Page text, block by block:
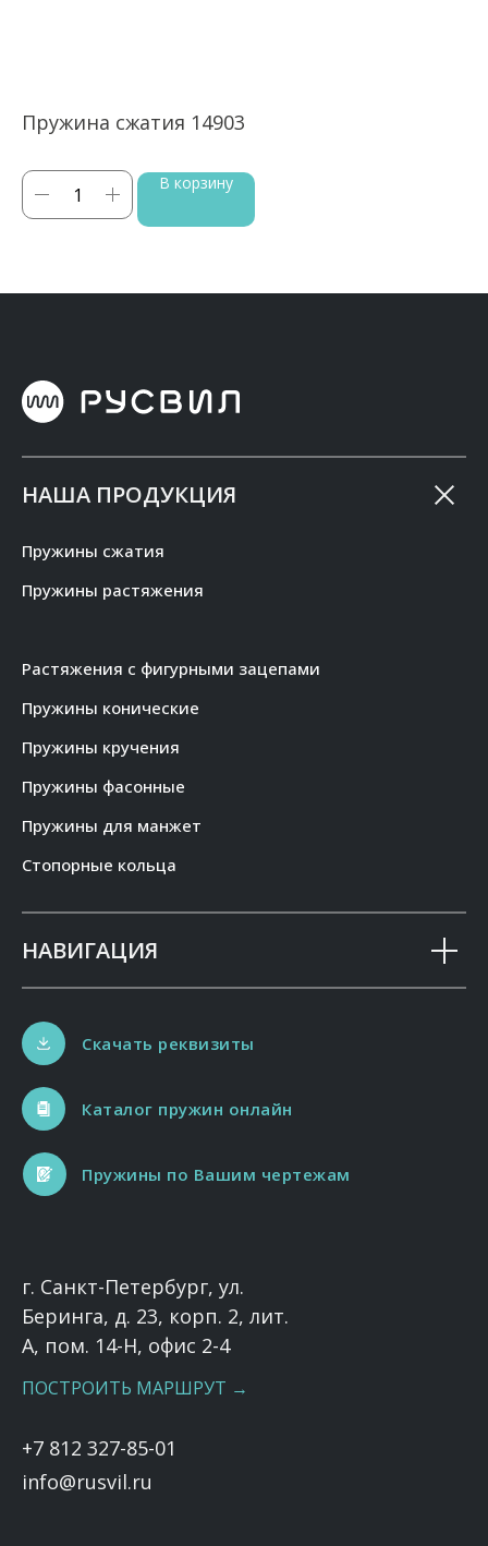
Пружина сжатия 14903
В корзину
НАША ПРОДУКЦИЯ
Пружины сжатия
Пружины растяжения
Растяжения с фигурными зацепами
Пружины конические
Пружины кручения
Пружины фасонные
Пружины для манжет
Стопорные кольца
НАВИГАЦИЯ
Каталог пружин онлайн
Пружины по Вашим чертежам
Скачать реквизиты
г. Санкт-Петербург, ул.
Беринга, д. 23, корп. 2, лит.
А, пом. 14-Н, офис 2-4
ПОСТРОИТЬ МАРШРУТ →
+7 812 327-85-01
info@rusvil.ru